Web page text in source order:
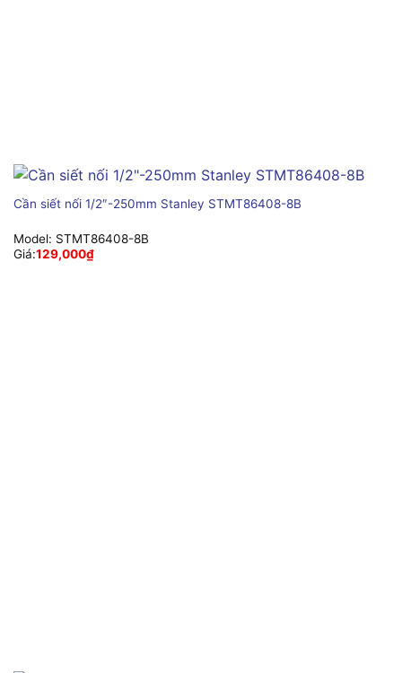
Cần siết nối 1/2″-250mm Stanley STMT86408-8B
Model: STMT86408-8B
Giá:129,000₫